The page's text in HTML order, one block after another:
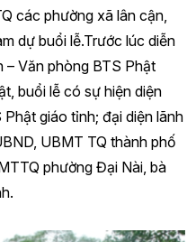
các phường xã lân cận,
dự buổi lễ.Trước lúc diễn
– Văn phòng BTS Phật
buổi lễ có sự hiện diện
giáo tỉnh; đại diện lãnh
UBMT TQ thành phố
phường Đại Nài, bà